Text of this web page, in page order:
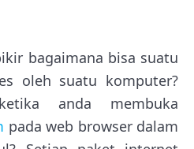
bagaimana bisa suatu
oleh suatu komputer?
anda membuka
pada web browser dalam